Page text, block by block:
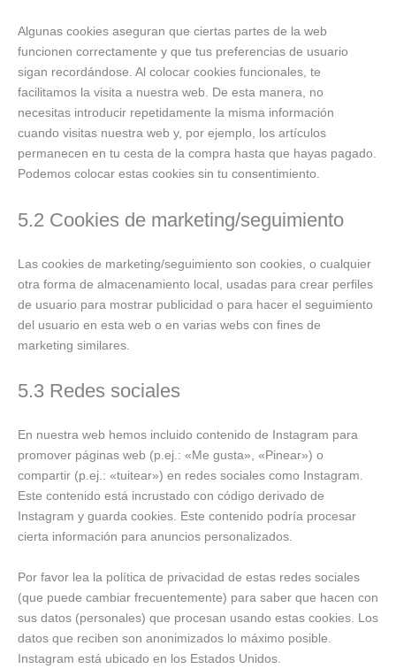
Algunas cookies aseguran que ciertas partes de la web
funcionen correctamente y que tus preferencias de usuario
sigan recordándose. Al colocar cookies funcionales, te
facilitamos la visita a nuestra web. De esta manera, no
necesitas introducir repetidamente la misma información
cuando visitas nuestra web y, por ejemplo, los artículos
permanecen en tu cesta de la compra hasta que hayas pagado.
Podemos colocar estas cookies sin tu consentimiento.
5.2 Cookies de marketing/seguimiento
Las cookies de marketing/seguimiento son cookies, o cualquier
otra forma de almacenamiento local, usadas para crear perfiles
de usuario para mostrar publicidad o para hacer el seguimiento
del usuario en esta web o en varias webs con fines de
marketing similares.
5.3 Redes sociales
En nuestra web hemos incluido contenido de Instagram para
promover páginas web (p.ej.: «Me gusta», «Pinear») o
compartir (p.ej.: «tuitear») en redes sociales como Instagram.
Este contenido está incrustado con código derivado de
Instagram y guarda cookies. Este contenido podría procesar
cierta información para anuncios personalizados.
Por favor lea la política de privacidad de estas redes sociales
(que puede cambiar frecuentemente) para saber que hacen con
sus datos (personales) que procesan usando estas cookies. Los
datos que reciben son anonimizados lo máximo posible.
Instagram está ubicado en los Estados Unidos.